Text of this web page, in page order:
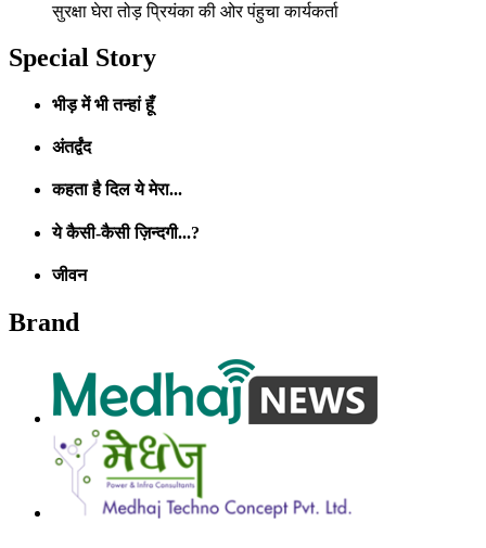
सुरक्षा घेरा तोड़ प्रियंका की ओर पंहुचा कार्यकर्ता
Special Story
भीड़ में भी तन्हां हूँ
अंतर्द्वंद
कहता है दिल ये मेरा...
ये कैसी-कैसी ज़िन्दगी...?
जीवन
Brand